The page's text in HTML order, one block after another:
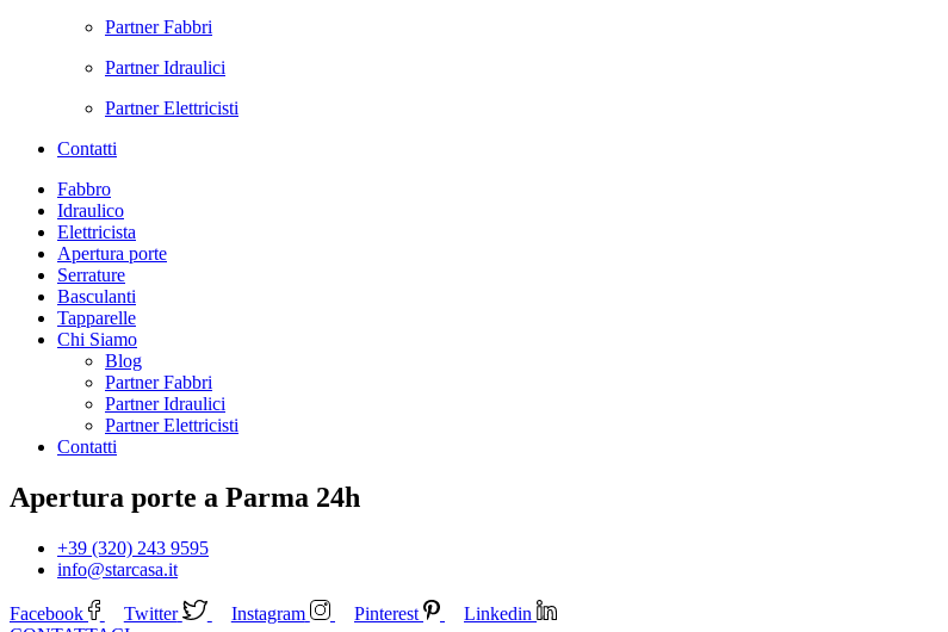
Partner Fabbri
Partner Idraulici
Partner Elettricisti
Contatti
Fabbro
Idraulico
Elettricista
Apertura porte
Serrature
Basculanti
Tapparelle
Chi Siamo
Blog
Partner Fabbri
Partner Idraulici
Partner Elettricisti
Contatti
Apertura porte a Parma 24h
+39 (320) 243 9595
info@starcasa.it
Facebook Twitter Instagram Pinterest
Linkedin